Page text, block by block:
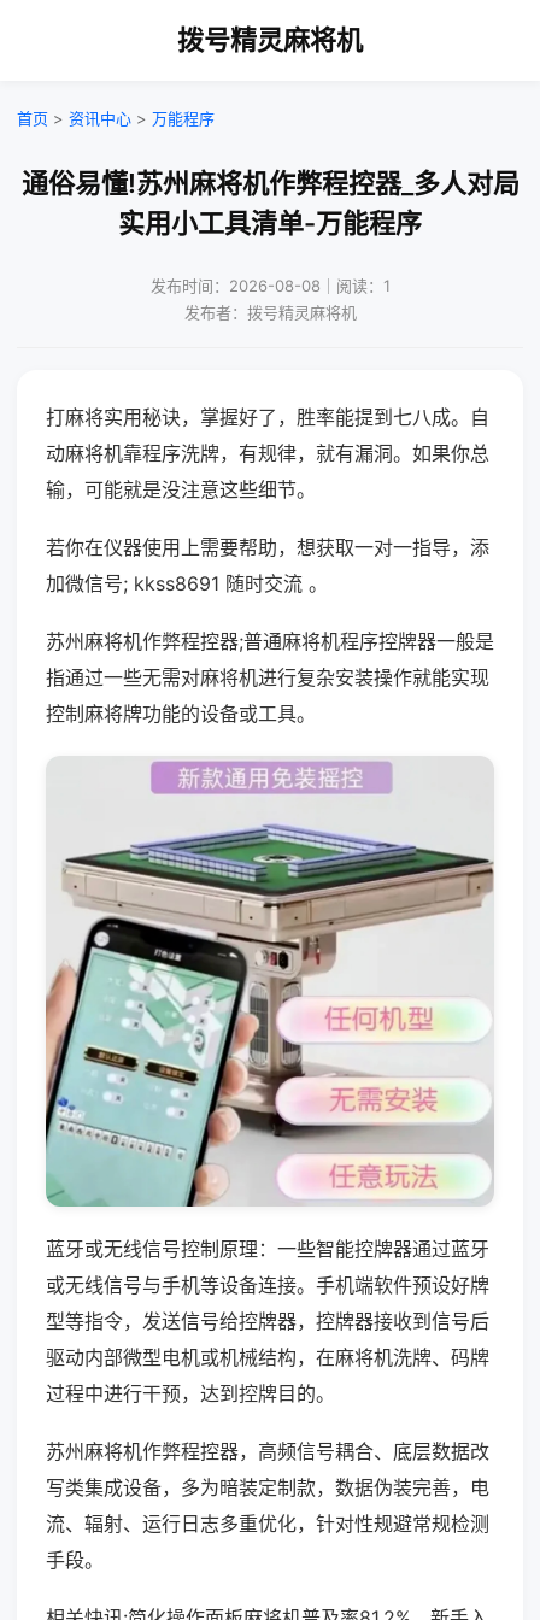
拨号精灵麻将机
首页 > 资讯中心 > 万能程序
通俗易懂!苏州麻将机作弊程控器_多人对局
实用小工具清单-万能程序
发布时间：2026-08-08｜阅读：1
发布者：拨号精灵麻将机
打麻将实用秘诀，掌握好了，胜率能提到七八成。自
动麻将机靠程序洗牌，有规律，就有漏洞。如果你总
输，可能就是没注意这些细节。
若你在仪器使用上需要帮助，想获取一对一指导，添
加微信号; kkss8691 随时交流 。
苏州麻将机作弊程控器;普通麻将机程序控牌器一般是
指通过一些无需对麻将机进行复杂安装操作就能实现
控制麻将牌功能的设备或工具。
蓝牙或无线信号控制原理：一些智能控牌器通过蓝牙
或无线信号与手机等设备连接。手机端软件预设好牌
型等指令，发送信号给控牌器，控牌器接收到信号后
驱动内部微型电机或机械结构，在麻将机洗牌、码牌
过程中进行干预，达到控牌目的。
苏州麻将机作弊程控器，高频信号耦合、底层数据改
写类集成设备，多为暗装定制款，数据伪装完善，电
流、辐射、运行日志多重优化，针对性规避常规检测
手段。